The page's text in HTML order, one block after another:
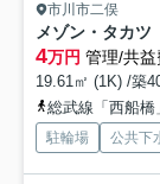
市川市二俣
メゾン・タカツ
4万円 管理/共
19.61㎡ (1K) /築
総武線「西船
駐輪場 公共下